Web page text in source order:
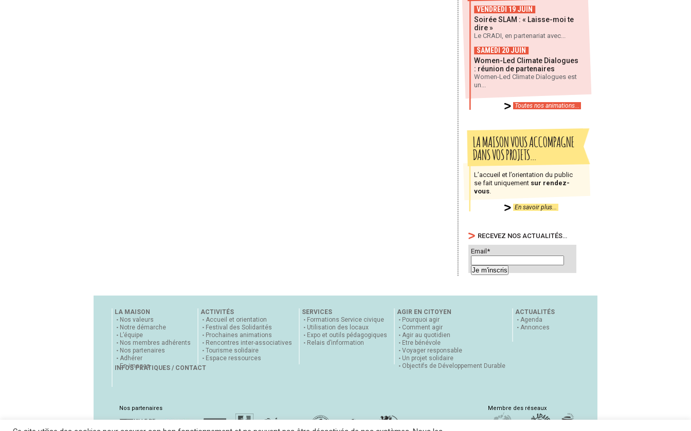
VENDREDI 19 JUIN
Soirée SLAM : « Laisse-moi te
dire »
Le CRADI, en partenariat avec...
SAMEDI 20 JUIN
Women-Led Climate Dialogues
: réunion de partenaires
Women-Led Climate Dialogues est
un...
Toutes nos animations...
LA MAISON VOUS ACCOMPAGNE
DANS VOS PROJETS…
L’accueil et l’orientation du public
se fait uniquement sur rendez-
vous
En savoir plus...
RECEVEZ NOS ACTUALITÉS…
Email*
LA MAISON
Nos valeurs
Notre démarche
L’équipe
Nos membres adhérents
Nos partenaires
Adhérer
En images
ACTIVITÉS
Accueil et orientation
Festival des Solidarités
Prochaines animations
Rencontres inter-associatives
Tourisme solidaire
Espace ressources
SERVICES
Formations Service civique
Utilisation des locaux
Expo et outils pédagogiques
Relais d’information
AGIR EN CITOYEN
Pourquoi agir
Comment agir
Agir au quotidien
Etre bénévole
Voyager responsable
Un projet solidaire
Objectifs de Développement Durable
ACTUALITÉS
Agenda
Annonces
INFOS PRATIQUES / CONTACT
Nos partenaires Membre des réseaux